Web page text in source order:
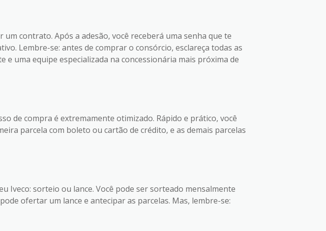
contrato. Após a adesão, você receberá uma senha que te
Lembre-se: antes de comprar o consórcio, esclareça todas as
uma equipe especializada na concessionária mais próxima de
de compra é extremamente otimizado. Rápido e prático, você
parcela com boleto ou cartão de crédito, e as demais parcelas
Iveco: sorteio ou lance. Você pode ser sorteado mensalmente
ofertar um lance e antecipar as parcelas. Mas, lembre-se: